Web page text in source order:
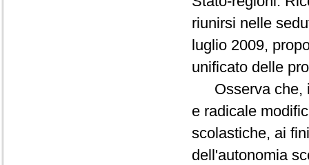
riunirsi nelle
luglio 2009,
unificato delle
Osserva che,
e radicale
scolastiche, ai
dell'autonomia